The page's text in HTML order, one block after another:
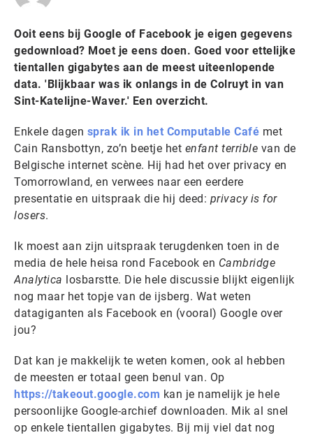
Ooit eens bij Google of Facebook je eigen gegevens
gedownload? Moet je eens doen. Goed voor ettelijke
tientallen gigabytes aan de meest uiteenlopende
data. 'Blijkbaar was ik onlangs in de Colruyt in van
Sint-Katelijne-Waver.' Een overzicht.
Enkele dagen sprak ik in het Computable Café met
Cain Ransbottyn, zo’n beetje het enfant terrible van de
Belgische internet scène. Hij had het over privacy en
Tomorrowland, en verwees naar een eerdere
presentatie en uitspraak die hij deed: privacy is for
losers.
Ik moest aan zijn uitspraak terugdenken toen in de
media de hele heisa rond Facebook en Cambridge
Analytica losbarstte. Die hele discussie blijkt eigenlijk
nog maar het topje van de ijsberg. Wat weten
datagiganten als Facebook en (vooral) Google over
jou?
Dat kan je makkelijk te weten komen, ook al hebben
de meesten er totaal geen benul van. Op
https://takeout.google.com kan je namelijk je hele
persoonlijke Google-archief downloaden. Mik al snel
op enkele tientallen gigabytes. Bij mij viel dat nog